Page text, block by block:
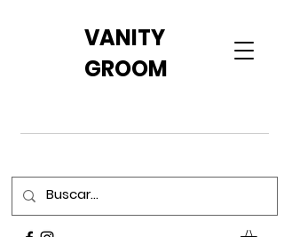
VANITY
GROOM